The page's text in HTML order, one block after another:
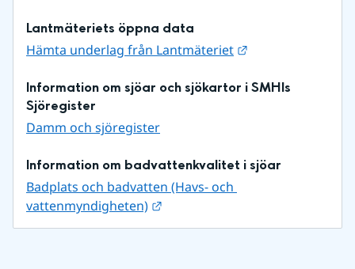
Lantmäteriets öppna data
Hämta underlag från Lantmäteriet
Information om sjöar och sjökartor i SMHIs
Sjöregister
Damm och sjöregister
Information om badvattenkvalitet i sjöar
Badplats och badvatten (Havs- och
vattenmyndigheten)